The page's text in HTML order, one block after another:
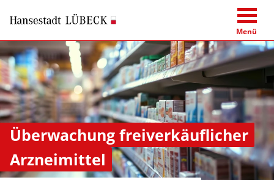
Menü
Überwachung freiverkäuflicher
Arzneimittel